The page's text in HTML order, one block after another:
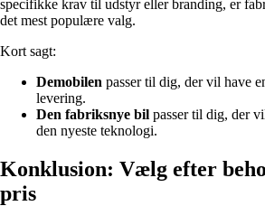
specifikke krav til udstyr eller branding, er
det mest populære valg.
Kort sagt:
Demobilen passer til dig, der vil have
levering.
Den fabriksnye bil passer til dig, der
den nyeste teknologi.
Konklusion: Vælg efter
pris